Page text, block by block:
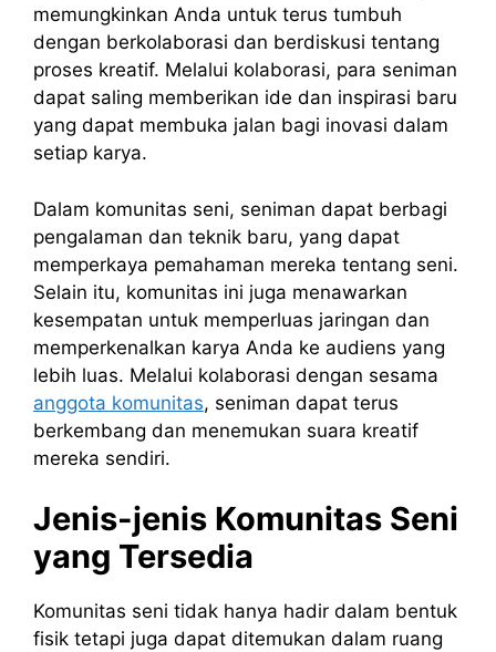
memungkinkan Anda untuk terus tumbuh
dengan berkolaborasi dan berdiskusi tentang
proses kreatif. Melalui kolaborasi, para seniman
dapat saling memberikan ide dan inspirasi baru
yang dapat membuka jalan bagi inovasi dalam
setiap karya.
Dalam komunitas seni, seniman dapat berbagi
pengalaman dan teknik baru, yang dapat
memperkaya pemahaman mereka tentang seni.
Selain itu, komunitas ini juga menawarkan
kesempatan untuk memperluas jaringan dan
memperkenalkan karya Anda ke audiens yang
lebih luas. Melalui kolaborasi dengan sesama
anggota komunitas, seniman dapat terus
berkembang dan menemukan suara kreatif
mereka sendiri.
Jenis-jenis Komunitas Seni
yang Tersedia
Komunitas seni tidak hanya hadir dalam bentuk
fisik tetapi juga dapat ditemukan dalam ruang